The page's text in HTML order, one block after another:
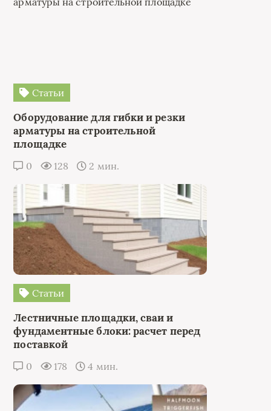
Статьи
Оборудование для гибки и резки
арматуры на строительной
площадке
0 128 2 мин.
Статьи
Лестничные площадки, сваи и
фундаментные блоки: расчет перед
поставкой
0 178 4 мин.